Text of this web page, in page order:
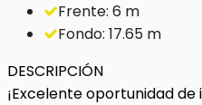
Frente: 6 m
Fondo: 17.65 m
DESCRIPCIÓN
¡Excelente oportunidad